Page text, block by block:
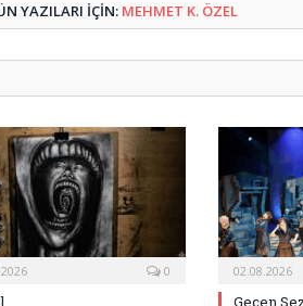
YAZILARI IÇIN: MEHMET K. ÖZEL
0 02.08.2026
Geçen